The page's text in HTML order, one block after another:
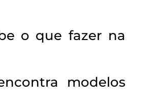
o que fazer na
modelos